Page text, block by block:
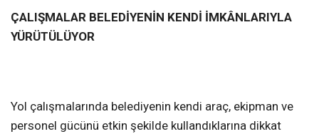
ÇALIŞMALAR BELEDİYENİN KENDİ İMKÂNLARIYLA
YÜRÜTÜLÜYOR
Yol çalışmalarında belediyenin kendi araç, ekipman ve
personel gücünü etkin şekilde kullandıklarına dikkat